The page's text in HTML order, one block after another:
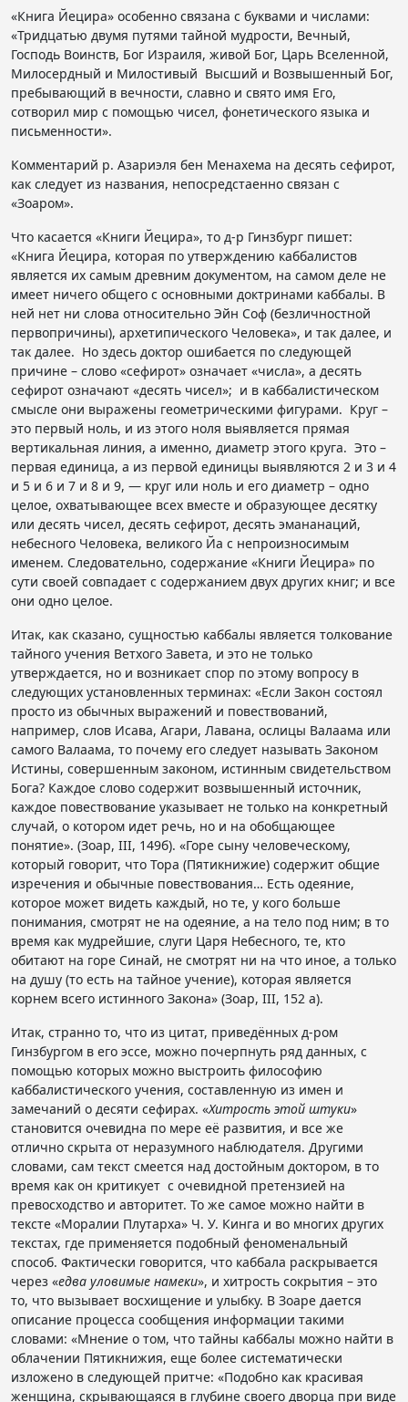
«Книга Йецира» особенно связана с буквами и числами:
«Тридцатью двумя путями тайной мудрости, Вечный,
Господь Воинств, Бог Израиля, живой Бог, Царь Вселенной,
Милосердный и Милостивый Высший и Возвышенный Бог,
пребывающий в вечности, славно и свято имя Его,
сотворил мир с помощью чисел, фонетического языка и
письменности».
Комментарий р. Азариэля бен Менахема на десять сефирот,
как следует из названия, непосредстаенно связан с
«Зоаром».
Что касается «Книги Йецира», то д-р Гинзбург пишет:
«Книга Йецира, которая по утверждению каббалистов
является их самым древним документом, на самом деле не
имеет ничего общего с основными доктринами каббалы. В
ней нет ни слова относительно Эйн Соф (безличностной
первопричины), архетипического Человека», и так далее, и
так далее. Но здесь доктор ошибается по следующей
причине – слово «сефирот» означает «числа», а десять
сефирот означают «десять чисел»; и в каббалистическом
смысле они выражены геометрическими фигурами. Круг –
это первый ноль, и из этого ноля выявляется прямая
вертикальная линия, а именно, диаметр этого круга. Это –
первая единица, а из первой единицы выявляются 2 и 3 и 4
и 5 и 6 и 7 и 8 и 9, — круг или ноль и его диаметр – одно
целое, охватывающее всех вместе и образующее десятку
или десять чисел, десять сефирот, десять эмананаций,
небесного Человека, великого Йа с непроизносимым
именем. Следовательно, содержание «Книги Йецира» по
сути своей совпадает с содержанием двух других книг; и все
они одно целое.
Итак, как сказано, сущностью каббалы является толкование
тайного учения Ветхого Завета, и это не только
утверждается, но и возникает спор по этому вопросу в
следующих установленных терминах: «Если Закон состоял
просто из обычных выражений и повествований,
например, слов Исава, Агари, Лавана, ослицы Валаама или
самого Валаама, то почему его следует называть Законом
Истины, совершенным законом, истинным свидетельством
Бога? Каждое слово содержит возвышенный источник,
каждое повествование указывает не только на конкретный
случай, о котором идет речь, но и на обобщающее
понятие». (Зоар, III, 149б). «Горе сыну человеческому,
который говорит, что Тора (Пятикнижие) содержит общие
изречения и обычные повествования… Есть одеяние,
которое может видеть каждый, но те, у кого больше
понимания, смотрят не на одеяние, а на тело под ним; в то
время как мудрейшие, слуги Царя Небесного, те, кто
обитают на горе Синай, не смотрят ни на что иное, а только
на душу (то есть на тайное учение), которая является
корнем всего истинного Закона» (Зоар, III, 152 а).
Итак, странно то, что из цитат, приведённых д-ром
Гинзбургом в его эссе, можно почерпнуть ряд данных, с
помощью которых можно выстроить философию
каббалистического учения, составленную из имен и
замечаний о десяти сефирах. «Хитрость этой штуки»
становится очевидна по мере её развития, и все же
отлично скрыта от неразумного наблюдателя. Другими
словами, сам текст смеется над достойным доктором, в то
время как он критикует с очевидной претензией на
превосходство и авторитет. То же самое можно найти в
тексте «Моралии Плутарха» Ч. У. Кинга и во многих других
текстах, где применяется подобный феноменальный
способ. Фактически говорится, что каббала раскрывается
через «едва уловимые намеки», и хитрость сокрытия – это
то, что вызывает восхищение и улыбку. В Зоаре дается
описание процесса сообщения информации такими
словами: «Мнение о том, что тайны каббалы можно найти в
облачении Пятикнижия, еще более систематически
изложено в следующей притче: «Подобно как красивая
женщина, скрывающаяся в глубине своего дворца при виде